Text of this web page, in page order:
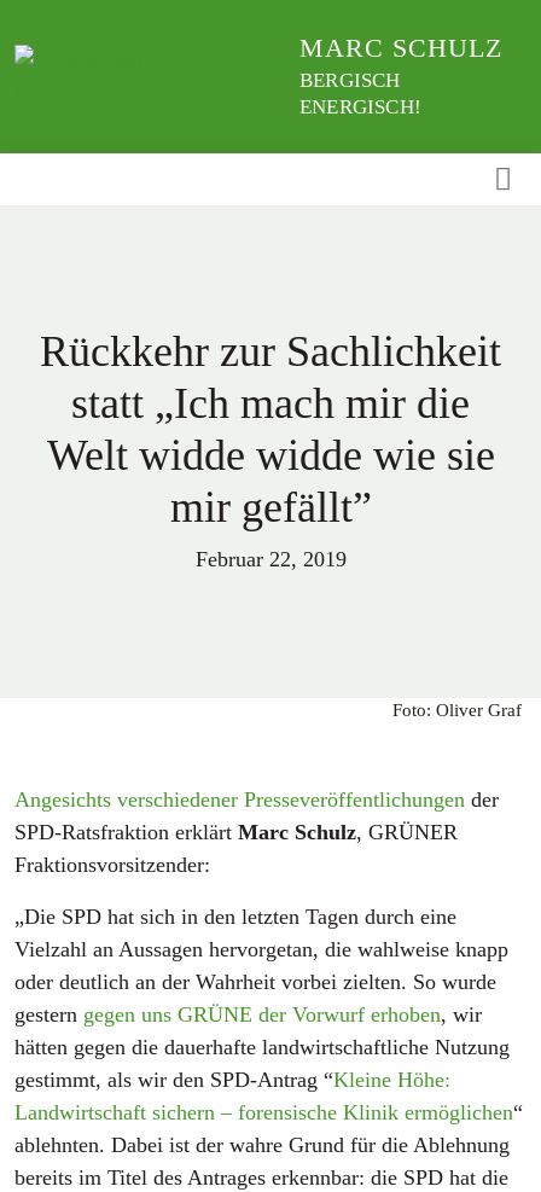
zum
MARC SCHULZ
BERGISCH
ENERGISCH!
Rückkehr zur Sachlichkeit
statt „Ich mach mir die
Welt widde widde wie sie
mir gefällt”
Februar 22, 2019
Foto: Oliver Graf
Angesichts verschiedener Presseveröffentlichungen der
SPD-Ratsfraktion erklärt Marc Schulz, GRÜNER
Fraktionsvorsitzender:
„Die SPD hat sich in den letzten Tagen durch eine
Vielzahl an Aussagen hervorgetan, die wahlweise knapp
oder deutlich an der Wahrheit vorbei zielten. So wurde
gestern gegen uns GRÜNE der Vorwurf erhoben, wir
hätten gegen die dauerhafte landwirtschaftliche Nutzung
gestimmt, als wir den SPD-Antrag “Kleine Höhe:
Landwirtschaft sichern – forensische Klinik ermöglichen“
ablehnten. Dabei ist der wahre Grund für die Ablehnung
bereits im Titel des Antrages erkennbar: die SPD hat die